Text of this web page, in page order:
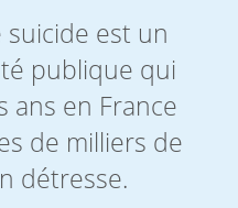
suicide est un
publique qui
ans en France
de milliers de
détresse.